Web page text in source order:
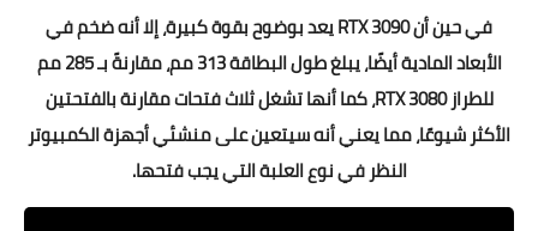
في حين أن RTX 3090 يعد بوضوح بقوة كبيرة، إلا أنه ضخم في
الأبعاد المادية أيضًا، يبلغ طول البطاقة 313 مم، مقارنةً بـ 285 مم
للطراز RTX 3080، كما أنها تشغل ثلاث فتحات مقارنة بالفتحتين
الأكثر شيوعًا، مما يعني أنه سيتعين على منشئي أجهزة الكمبيوتر
النظر في نوع العلبة التي يجب فتحها.